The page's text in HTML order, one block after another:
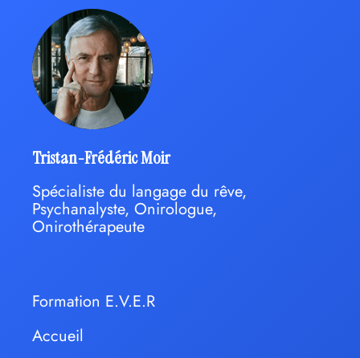
Tristan-Frédéric Moir
Spécialiste du langage du rêve,
Psychanalyste, Onirologue,
Onirothérapeute
Formation E.V.E.R
Accueil